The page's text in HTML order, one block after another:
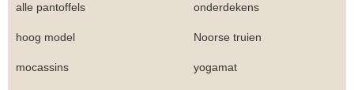
alle pantoffels onderdekens
hoog model Noorse truien
mocassins yogamat